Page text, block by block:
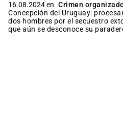
16.08.2024 en Crimen
Concepción del Uruguay:
dos hombres por el secuestro
que aún se desconoce su